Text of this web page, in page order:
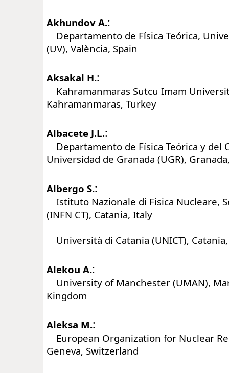
Akhundov A.:
Departamento de Física Teórica,
(UV), València, Spain
Aksakal H.:
Kahramanmaras Sutcu Imam
Kahramanmaras, Turkey
Albacete J.L.:
Departamento de Física Teórica y del
Universidad de Granada (UGR),
Albergo S.:
Istituto Nazionale di Fisica Nucleare,
(INFN CT), Catania, Italy
Università di Catania (UNICT),
Alekou A.:
University of Manchester (UMAN),
Kingdom
Aleksa M.:
European Organization for Nuclear
Geneva, Switzerland